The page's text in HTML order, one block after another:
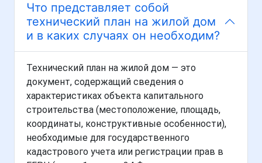
Что представляет собой
технический план на жилой дом
и в каких случаях он необходим?
Технический план на жилой дом — это
документ, содержащий сведения о
характеристиках объекта капитального
строительства (местоположение, площадь,
координаты, конструктивные особенности),
необходимые для государственного
кадастрового учета или регистрации прав в